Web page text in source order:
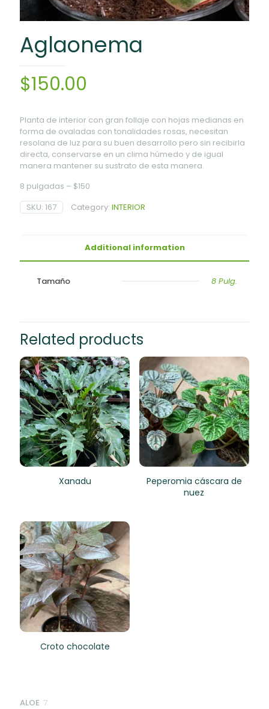
Aglaonema
$150.00
Planta de interior con gran follaje con hojas medianas en
forma de ovaladas con tonalidades rosas, necesitan
resolana de luz para su buen desarrollo pero sin recibirla
directa, conservarse en un clima húmedo y de igual
manera mantener su sustrato de esta manera.
8 pulgadas – $150
SKU: 167 Category: INTERIOR
Additional information
Tamaño 8 Pulg.
Related products
Xanadu
Peperomia cáscara de
nuez
Croto chocolate
ALOE 77